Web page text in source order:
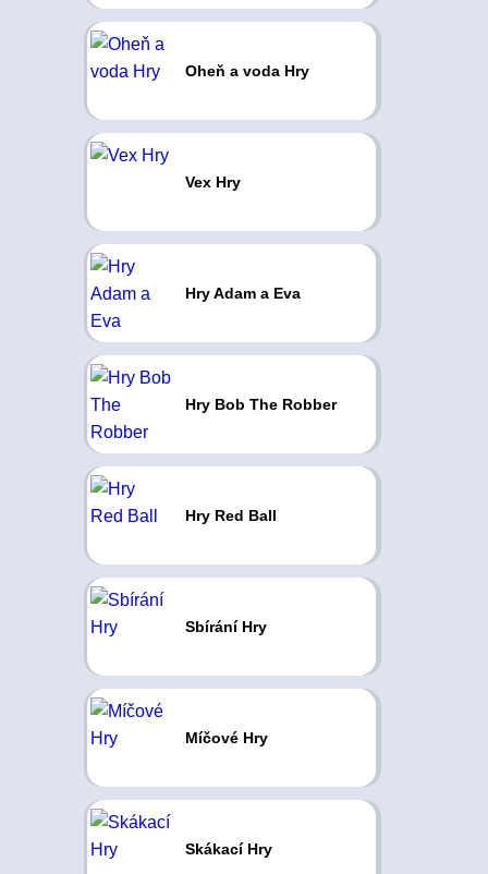
Oheň a voda Hry
Vex Hry
Hry Adam a Eva
Hry Bob The Robber
Hry Red Ball
Sbírání Hry
Míčové Hry
Skákací Hry